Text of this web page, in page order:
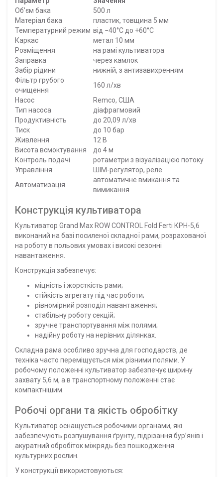
Об’єм бака
500 л
Матеріал бака
пластик, товщина 5 мм
Температурний режим від −40°C до +60°C
Каркас
метал 10 мм
Розміщення
на рамі культиватора
Заправка
через камлок
Забір рідини
нижній, з антизавихренням
Фільтр грубого
очищення
160 л/хв
Насос
Remco, США
Тип насоса
діафрагмовий
Продуктивність
до 20,09 л/хв
Тиск
до 10 бар
Живлення
12 В
Висота всмоктування
до 4 м
Контроль подачі
ротаметри з візуалізацією потоку
Управління
ШІМ-регулятор, реле
Автоматизація
автоматичне вмикання та
вимикання
Конструкція культиватора
Культиватор Grand Max ROW CONTROL Fold Ferti КРН-5,6
виконаний на базі посиленої складної рами, розрахованої
на роботу в польових умовах і високі сезонні
навантаження.
Конструкція забезпечує:
міцність і жорсткість рами;
стійкість агрегату під час роботи;
рівномірний розподіл навантаження;
стабільну роботу секцій;
зручне транспортування між полями;
надійну роботу на нерівних ділянках.
Складна рама особливо зручна для господарств, де
техніка часто переміщується між різними полями. У
робочому положенні культиватор забезпечує ширину
захвату 5,6 м, а в транспортному положенні стає
компактнішим.
Робочі органи та якість обробітку
Культиватор оснащується робочими органами, які
забезпечують розпушування ґрунту, підрізання бур’янів і
акуратний обробіток міжрядь без пошкодження
культурних рослин.
У конструкції використовуються: